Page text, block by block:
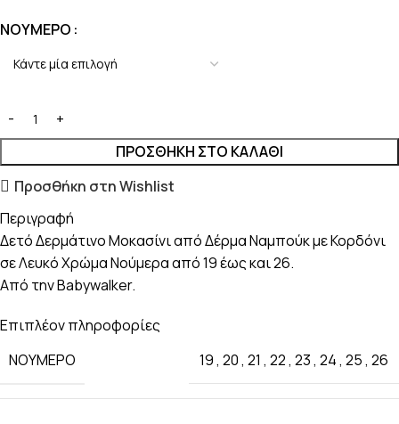
ΝΟΎΜΕΡΟ
ΠΡΟΣΘΉΚΗ ΣΤΟ ΚΑΛΆΘΙ
Προσθήκη στη Wishlist
Περιγραφή
Δετό Δερμάτινο Μοκασίνι από Δέρμα Ναμπούκ με Κορδόνι
σε Λευκό Χρώμα Νούμερα από 19 έως και 26.
Από την Babywalker.
Επιπλέον πληροφορίες
ΝΟΎΜΕΡΟ
19, 20, 21 , 22, 23, 24, 25, 26